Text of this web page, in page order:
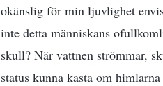
okänslig för min ljuvlighet
inte detta människans
skull? När vattnen strömmar,
status kunna kasta om